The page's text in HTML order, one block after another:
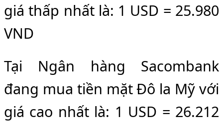
giá thấp nhất là: 1 USD = 25.980
VND
Tại Ngân hàng Sacombank
đang mua tiền mặt Đô la Mỹ với
giá cao nhất là: 1 USD = 26.212